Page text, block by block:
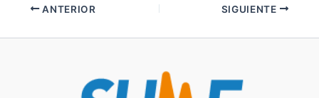
ANTERIOR SIGUIENTE